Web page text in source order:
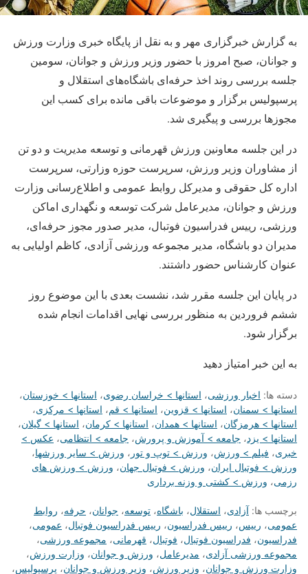
به گزارش خبرگزاری مهر و به نقل از پایگاه خبری وزارت ورزش
و جوانان، صبح امروز با حضور وزیر ورزش و جوانان، سومین
جلسه بررسی روند اخذ حرفه‌ای باشگاه‌های استقلال و
پرسپولیس برگزار و موضوعات باقی مانده برای کسب این
مجوزها بررسی و پیگیری شد.
در این جلسه معاونین ورزش قهرمانی و توسعه مدیریت و دو تن
از مشاوران وزیر ورزش‌، سرپرست حوزه وزارتی، سرپرست
اداره کل حقوقی و مدیرکل روابط عمومی و اطلاع‌رسانی وزارت
ورزش و جوانان، مدیرعامل شرکت توسعه و نگهداری اماکن
ورزشی، رییس فدراسیون فوتبال، مدیر صدور مجوز حرفه‌ای،
مدیران دو باشگاه، مدیر مجموعه ورزشی آزادی، کاظم اولیایی به
عنوان کارشناس حضور داشتند.
در پایان این جلسه مقرر شد، نشست بعدی با این موضوع روز
ششم فروردین به منظور بررسی نهایی اقدامات انجام شده
برگزار شود.
به این خبر امتیاز دهید
دسته ها: اخبار ورزشی، استانها > خراسان رضوی، استانها > خوزستان،
استانها > سمنان، استانها > قزوین، استانها > قم، استانها > مرکزی،
استانها > هرمزگان، استانها > همدان، استانها > کرمان، استانها > گیلان،
استانها > یزد، جامعه > آموزش و پرورش، جامعه > انتظامی، عکس >
خبری، فیلم > ورزش، ورزش > توپ و تور ، ورزش > سایر ورزشها،
ورزش > فوتبال ایران، ورزش > فوتبال جهان، ورزش > ورزش های
رزمی، ورزش > کشتی و وزنه برداری
برچسب ها: آزادی، استقلال، باشگاه، توسعه، جوانان، حرفه، روابط
عمومی، رییس، رییس فدراسیون، رییس فدراسیون فوتبال، عمومی،
فدراسیون، فدراسیون فوتبال، فوتبال، قهرمانی، مجموعه ورزشی،
مجموعه ورزشی آزادی، مدیرعامل، ورزش و جوانان، وزارت ورزش،
وزارت ورزش و جوانان، وزیر ورزش، وزیر ورزش و جوانان، پرسپولیس،